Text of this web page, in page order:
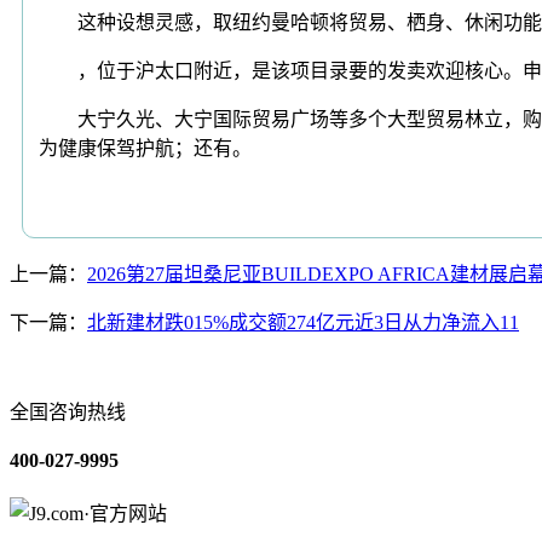
这种设想灵感，取纽约曼哈顿将贸易、栖身、休闲功能
，位于沪太口附近，是该项目录要的发卖欢迎核心。申
大宁久光、大宁国际贸易广场等多个大型贸易林立，购
为健康保驾护航；还有。
上一篇： 2026第27届坦桑尼亚BUILDEXPO AFRICA建材展启
下一篇： 北新建材跌015%成交额274亿元近3日从力净流入11
全国咨询热线
400-027-9995